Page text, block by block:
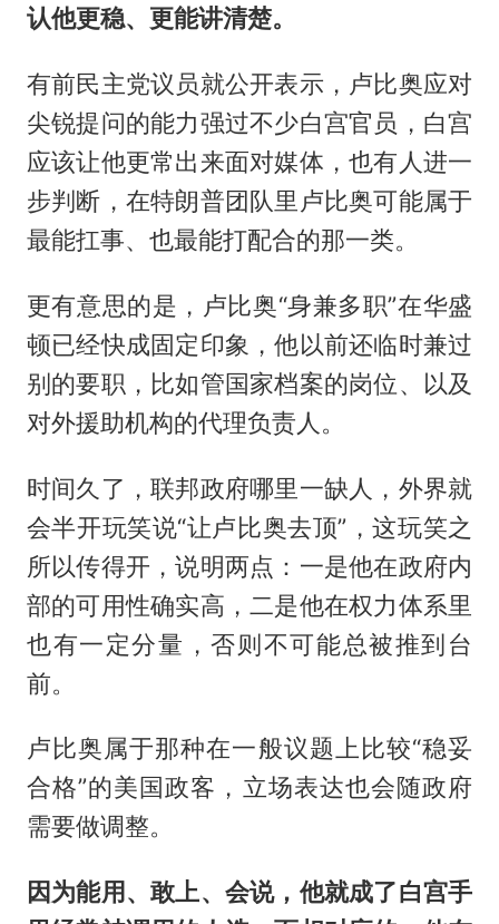
认他更稳、更能讲清楚。
有前民主党议员就公开表示，卢比奥应对
尖锐提问的能力强过不少白宫官员，白宫
应该让他更常出来面对媒体，也有人进一
步判断，在特朗普团队里卢比奥可能属于
最能扛事、也最能打配合的那一类。
更有意思的是，卢比奥“身兼多职”在华盛
顿已经快成固定印象，他以前还临时兼过
别的要职，比如管国家档案的岗位、以及
对外援助机构的代理负责人。
时间久了，联邦政府哪里一缺人，外界就
会半开玩笑说“让卢比奥去顶”，这玩笑之
所以传得开，说明两点：一是他在政府内
部的可用性确实高，二是他在权力体系里
也有一定分量，否则不可能总被推到台
前。
卢比奥属于那种在一般议题上比较“稳妥
合格”的美国政客，立场表达也会随政府
需要做调整。
因为能用、敢上、会说，他就成了白宫手